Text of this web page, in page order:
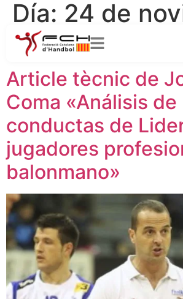
Día: 24 de
de 2020
Article tècnic de
Coma «Análisis de
conductas de
jugadores
balonmano»